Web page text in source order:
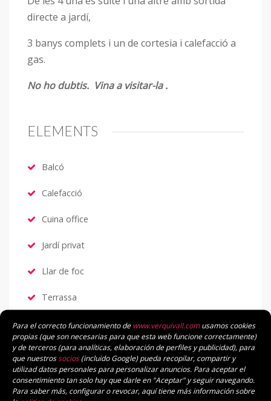
Para el correcto funcionamiento dewww.verquivall.comusamos cookies
propias (que son necesarias para que esta web funcione correctamente)
y de terceros (para analíticas, elaboración de perfiles y publicidad), para
que nuestrossocios(incluido Google) pueda recopilar, compartir y
utilizad datos personales para personalizar anuncios. Para aceptar el
consentimiento tan solo hay que darle en "Aceptar" y seguir navegando.
Para saber más, configurar o revocar, aquí tiene más información sobre
directe a jardí,
3 banys complets i un de cortesia i calefacció a
gas.
No ho dubtis. Vina a visitar-la .
ELEMENTS
Balcó
Calefacció
Cuina office
Jardí privat
Llar de foc
Terrassa
Traster
LOCALITZACIÓ